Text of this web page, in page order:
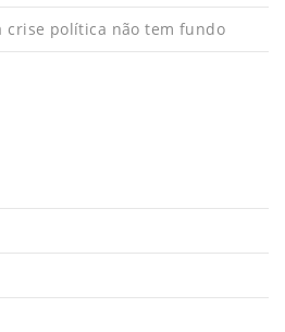
crise política não tem fundo